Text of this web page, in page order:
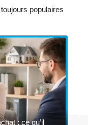
populaires
: ce qu’il